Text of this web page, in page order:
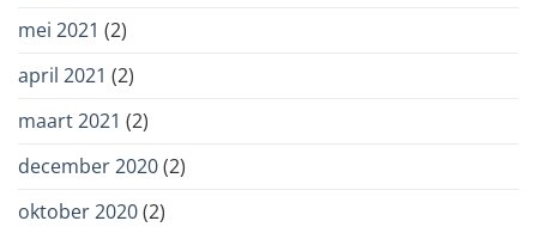
mei 2021 (2)
april 2021 (2)
maart 2021 (2)
december 2020(2)
oktober 2020(2)